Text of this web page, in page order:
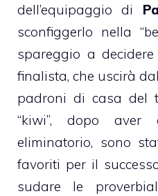
dell’equipaggio di
sconfiggerlo nella
spareggio a
finalista, che uscirà
padroni di casa del
“kiwi”, dopo aver
eliminatorio, sono
favoriti per il
sudare le